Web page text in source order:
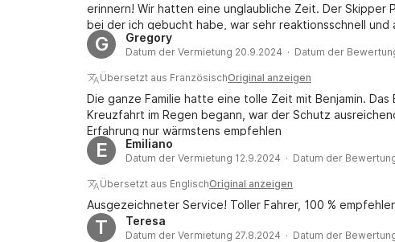
erinnern! Wir hatten eine unglaubliche Zeit. Der Skipper
bei der ich gebucht habe, war sehr reaktionsschnell und
dann machen Sie es!!
G Gregory
Datum der Vermietung 20.9.2024 · Datum der
Übersetzt aus FranzösischOriginal anzeigen
Die ganze Familie hatte eine tolle Zeit mit Benjamin.
Kreuzfahrt im Regen begann, war der Schutz
Erfahrung nur wärmstens empfehlen
E Emiliano
Datum der Vermietung 12.9.2024 · Datum der
Übersetzt aus EnglischOriginal anzeigen
Ausgezeichneter Service! Toller Fahrer, 100 %
T Teresa
Datum der Vermietung 27.8.2024 · Datum der